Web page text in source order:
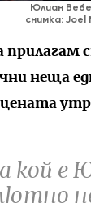
Юлиан
снимка: Joel
неща
е